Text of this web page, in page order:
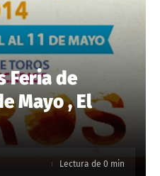
Feria de
Mayo , El
Lectura de 0 min